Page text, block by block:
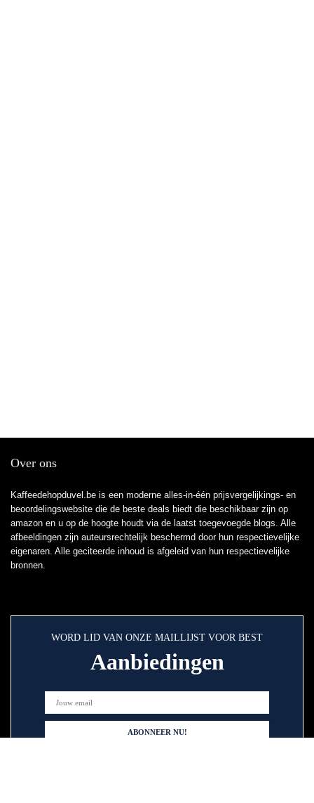
Over ons
Kaffeedehopduvel.be is een moderne alles-in-één prijsvergelijkings- en
beoordelingswebsite die de beste deals biedt die beschikbaar zijn op
amazon en u op de hoogte houdt via de laatst toegevoegde blogs. Alle
afbeeldingen zijn auteursrechtelijk beschermd door hun respectievelijke
eigenaren. Alle geciteerde inhoud is afgeleid van hun respectievelijke
bronnen.
WORD LID VAN ONZE MAILLIJST VOOR BEST
Aanbiedingen